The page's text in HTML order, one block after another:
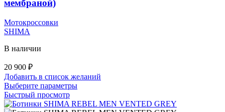
мембраной)
Мотокроссовки
SHIMA
В наличии
20 900 ₽
Добавить в список желаний
Выберите параметрыЭтот
имеет
Быстрый просмотр